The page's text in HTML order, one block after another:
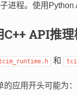
进程。使用Python
C++ API推
和
应用开头可能为：